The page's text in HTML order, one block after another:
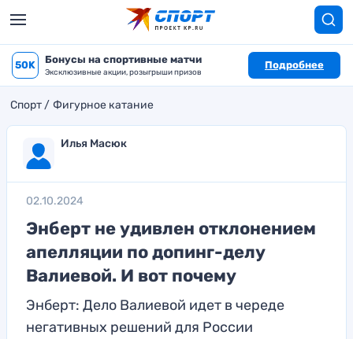
50K Бонусы на спортивные матчи
Эксклюзивные акции, розыгрыши призов
Подробнее
Спорт Фигурное катание
Илья Масюк
02.10.2024
Энберт не удивлен отклонением
апелляции по допинг-делу
Валиевой. И вот почему
Энберт: Дело Валиевой идет в череде
негативных решений для России